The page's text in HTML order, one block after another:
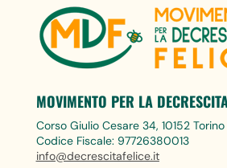
MOVIMENTO PER LA
Corso Giulio Cesare 34, 10152 Torino
Codice Fiscale: 97726380013
info@decrescitafelice.it